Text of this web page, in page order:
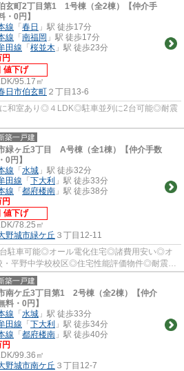
玄町2丁目第1 1号棟（全2棟）【仲介手
・0円】
線 「 春日 」駅 徒歩17分
線 「 南福岡 」駅 徒歩17分
田線 「 桜並木 」駅 徒歩23分
値下げ
95.17㎡
日市伯玄町 ２丁目13-6
和室あり◎４LDK◎駐車並列に2台可能◎耐震
築一戸建
緑ヶ丘3丁目 A号棟（全1棟）【仲介手数
0円】
線 「 水城 」駅 徒歩32分
田線 「 下大利 」駅 徒歩33分
線 「 都府楼南 」駅 徒歩38分
値下げ
78.25㎡
野城市緑ケ丘 ３丁目12-11
駐車可能◎オール電化住宅◎諸費用安い◎オ
平野中学校校区◎住宅性能評価物件◎耐震等
築一戸建
南ケ丘3丁目第1 2号棟（全2棟）【仲介
料・0円】
線 「 水城 」駅 徒歩33分
田線 「 下大利 」駅 徒歩34分
線 「 都府楼南 」駅 徒歩40分
99.36㎡
野城市南ケ丘 ３丁目12-7